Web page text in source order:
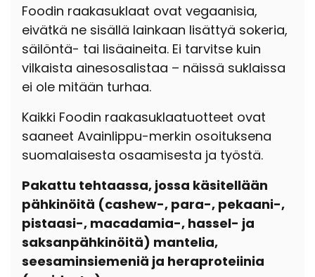
Foodin raakasuklaat ovat vegaanisia,
eivätkä ne sisällä lainkaan lisättyä sokeria,
säilöntä- tai lisäaineita. Ei tarvitse kuin
vilkaista ainesosalistaa – näissä suklaissa
ei ole mitään turhaa.
Kaikki Foodin raakasuklaatuotteet ovat
saaneet Avainlippu-merkin osoituksena
suomalaisesta osaamisesta ja työstä.
Pakattu tehtaassa, jossa käsitellään
pähkinöitä (cashew-, para-, pekaani-,
pistaasi-, macadamia-, hassel- ja
saksanpähkinöitä) mantelia,
seesaminsiemeniä ja heraproteiinia